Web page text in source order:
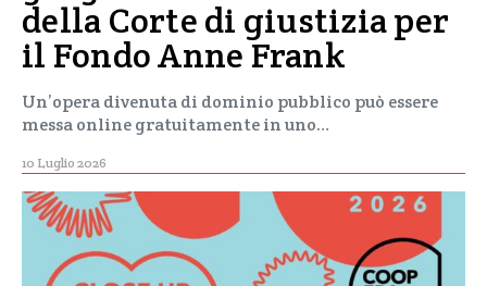
della Corte di giustizia per
il Fondo Anne Frank
Un’opera divenuta di dominio pubblico può essere
messa online gratuitamente in uno…
10 Luglio 2026